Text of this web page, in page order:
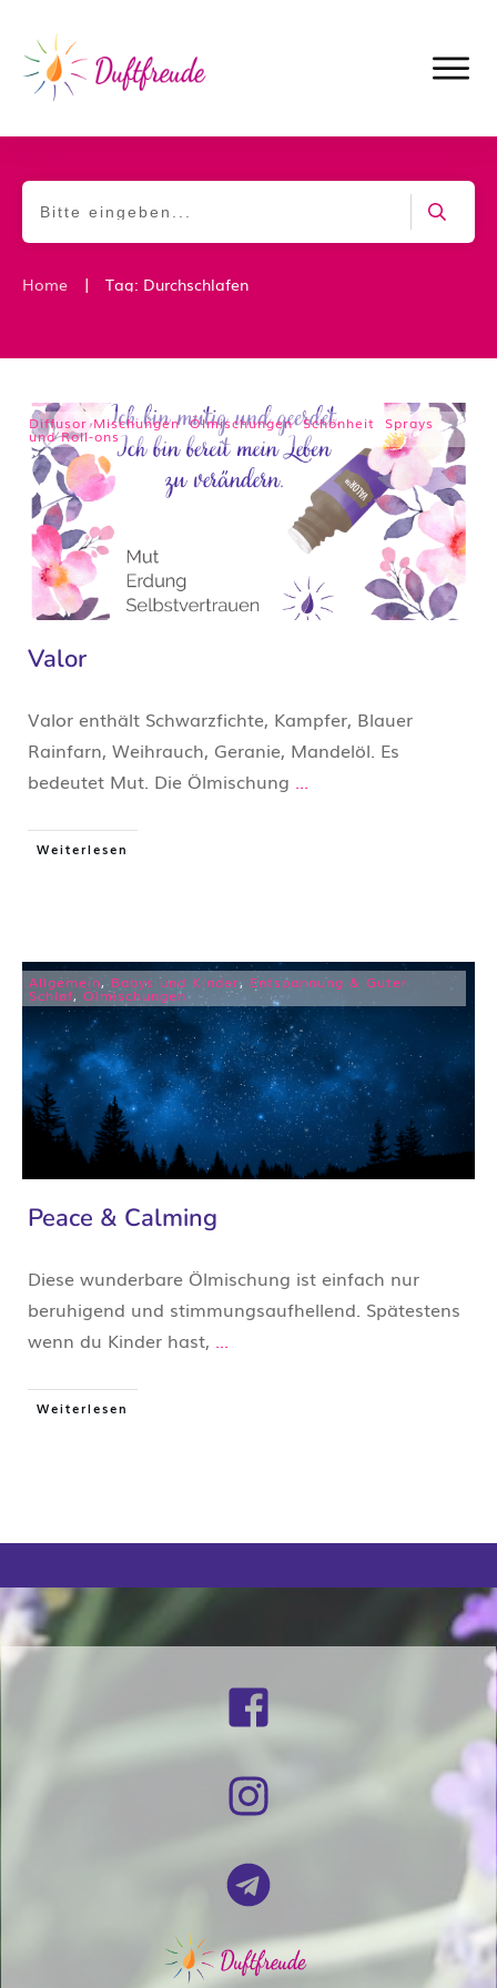
Home | Tag: Durchschlafen
Diffusor Mischungen,Ölmischungen,Schönheit Sprays
und Roll-ons
Valor
Valor enthält Schwarzfichte, Kampfer, Blauer
Rainfarn, Weihrauch, Geranie, Mandelöl. Es
bedeutet Mut. Die Ölmischung ...
Weiterlesen
Allgemein, Babys und Kinder, Entspannung & Guter
Schlaf, Ölmischungen
Peace & Calming
Diese wunderbare Ölmischung ist einfach nur
beruhigend und stimmungsaufhellend. Spätestens
wenn du Kinder hast, ...
Weiterlesen